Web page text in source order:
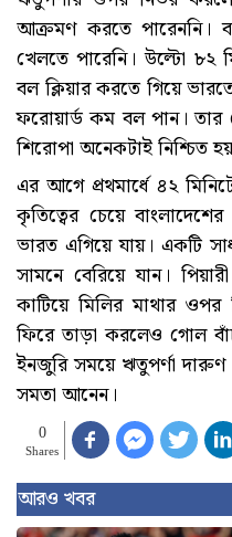
আক্রমণ করতে পারেননি।
খেলতে পারেনি। উল্টো ৮২
বল ক্লিয়ার করতে গিয়ে
ফরোয়ার্ড কম বল পান।
শিরোপা অনেকটাই নিশ্চিত
এর আগে প্রথমার্ধে ৪২
কৃতিত্বের চেয়ে
ভারত এগিয়ে যায়। একটি
সামনে বেরিয়ে যান।
কাটিয়ে মিলির মাথার
ফিরে তাড়া করলেও গোল
ইনজুরি সময়ে ঋতুপর্ণা
সমতা আনেন।
0
Shares
আরও খবর